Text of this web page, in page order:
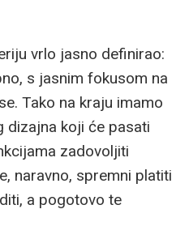
vrlo jasno definirao:
s jasnim fokusom na
Tako na kraju imamo
dizajna koji će pasati
zadovoljiti
naravno, spremni platiti
a pogotovo te